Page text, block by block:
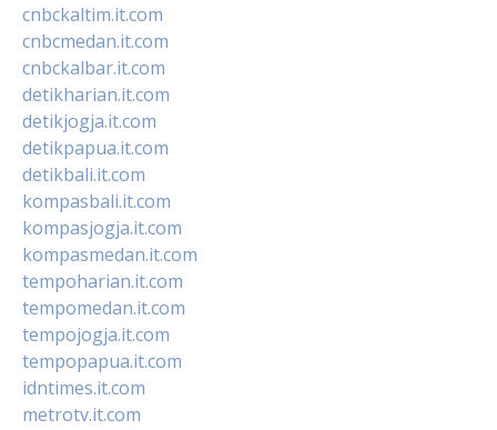
cnbckaltim.it.com
cnbcmedan.it.com
cnbckalbar.it.com
detikharian.it.com
detikjogja.it.com
detikpapua.it.com
detikbali.it.com
kompasbali.it.com
kompasjogja.it.com
kompasmedan.it.com
tempoharian.it.com
tempomedan.it.com
tempojogja.it.com
tempopapua.it.com
idntimes.it.com
metrotv.it.com